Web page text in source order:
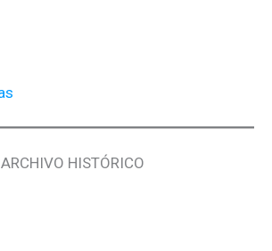
ARCHIVO HISTÓRICO